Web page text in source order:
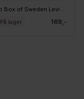
Bigso Box of Sweden Levi Rumdelerkasse - Sort med låg
169,-
På lager